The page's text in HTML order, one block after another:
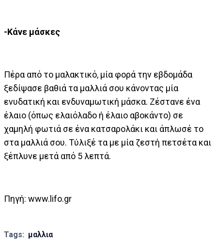
-Κάνε μάσκες
Πέρα από το μαλακτικό, μία φορά την εβδομάδα
ξεδίψασε βαθιά τα μαλλιά σου κάνοντας μία
ενυδατική και ενδυναμωτική μάσκα. Ζέστανε ένα
έλαιο (όπως ελαιόλαδο ή έλαιο αβοκάντο) σε
χαμηλή φωτιά σε ένα κατσαρολάκι και άπλωσέ το
στα μαλλιά σου. Τύλιξέ τα με μία ζεστή πετσέτα και
ξέπλυνε μετά από 5 λεπτά.
Πηγή: www.lifo.gr
Tags: μαλλια